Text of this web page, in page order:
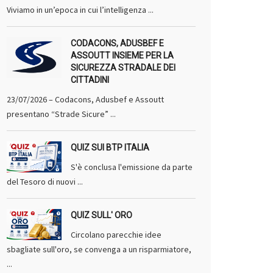
Viviamo in un’epoca in cui l’intelligenza ...
CODACONS, ADUSBEF E
ASSOUTT INSIEME PER LA
SICUREZZA STRADALE DEI
CITTADINI
23/07/2026 – Codacons, Adusbef e Assoutt
presentano “Strade Sicure” ...
QUIZ SUI BTP ITALIA
S'è conclusa l'emissione da parte
del Tesoro di nuovi ...
QUIZ SULL' ORO
Circolano parecchie idee
sbagliate sull'oro, se convenga a un risparmiatore,
...